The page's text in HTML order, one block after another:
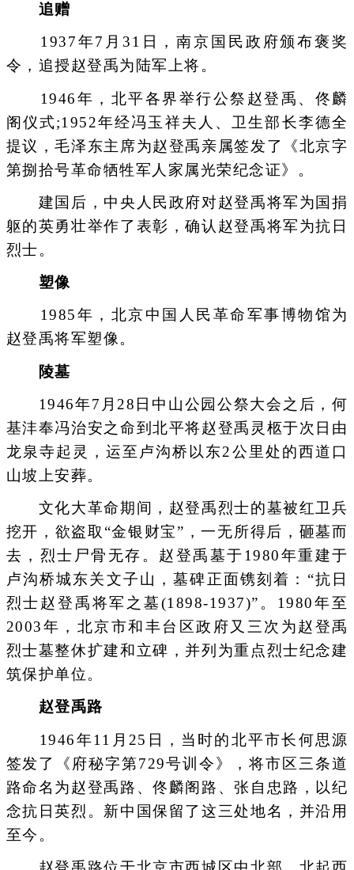
追赠
1937年7月31日，南京国民政府颁布褒奖
令，追授赵登禹为陆军上将。
1946年，北平各界举行公祭赵登禹、佟麟
阁仪式;1952年经冯玉祥夫人、卫生部长李德全
提议，毛泽东主席为赵登禹亲属签发了《北京字
第捌拾号革命牺牲军人家属光荣纪念证》。
建国后，中央人民政府对赵登禹将军为国捐
躯的英勇壮举作了表彰，确认赵登禹将军为抗日
烈士。
塑像
1985年，北京中国人民革命军事博物馆为
赵登禹将军塑像。
陵墓
1946年7月28日中山公园公祭大会之后，何
基沣奉冯治安之命到北平将赵登禹灵柩于次日由
龙泉寺起灵，运至卢沟桥以东2公里处的西道口
山坡上安葬。
文化大革命期间，赵登禹烈士的墓被红卫兵
挖开，欲盗取“金银财宝”，一无所得后，砸墓而
去，烈士尸骨无存。赵登禹墓于1980年重建于
卢沟桥城东关文子山，墓碑正面镌刻着：“抗日
烈士赵登禹将军之墓(1898-1937)”。1980年至
2003年，北京市和丰台区政府又三次为赵登禹
烈士墓整休扩建和立碑，并列为重点烈士纪念建
筑保护单位。
赵登禹路
1946年11月25日，当时的北平市长何思源
签发了《府秘字第729号训令》，将市区三条道
路命名为赵登禹路、佟麟阁路、张自忠路，以纪
念抗日英烈。新中国保留了这三处地名，并沿用
至今。